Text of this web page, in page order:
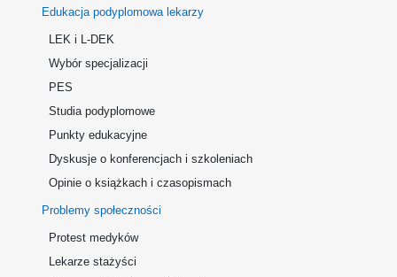
Edukacja podyplomowa lekarzy
LEK i L-DEK
Wybór specjalizacji
PES
Studia podyplomowe
Punkty edukacyjne
Dyskusje o konferencjach i szkoleniach
Opinie o książkach i czasopismach
Problemy społeczności
Protest medyków
Lekarze stażyści